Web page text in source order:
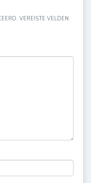
VEREISTE VELDEN